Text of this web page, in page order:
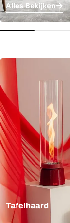
Alles Bekijken
Tafelhaard